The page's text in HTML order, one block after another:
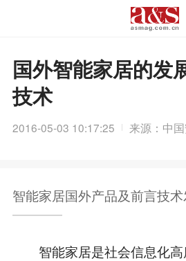
国外智能家居的发
技术
2016-05-03 10:17:25 来源：中
智能家居国外产品及前言技术
智能家居是社会信息化高